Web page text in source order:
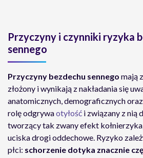
Przyczyny i czynniki ryzyka
sennego
Przyczyny bezdechu sennego mają
złożony i wynikają z nakładania się
anatomicznych, demograficznych
rolę odgrywaotyłość i związany z nią
tworzący tak zwany efekt
uciska drogi oddechowe. Ryzyko
płci: schorzenie dotyka znacznie